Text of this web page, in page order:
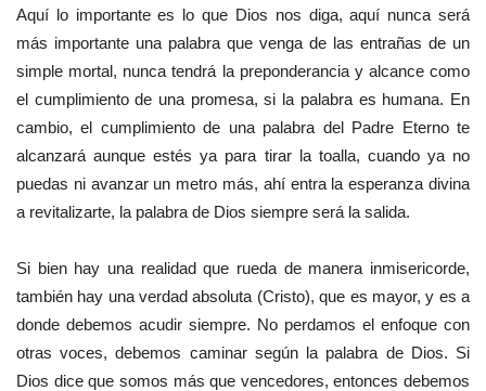
Aquí lo importante es lo que Dios nos diga, aquí nunca será
más importante una palabra que venga de las entrañas de un
simple mortal, nunca tendrá la preponderancia y alcance como
el cumplimiento de una promesa, si la palabra es humana. En
cambio, el cumplimiento de una palabra del Padre Eterno te
alcanzará aunque estés ya para tirar la toalla, cuando ya no
puedas ni avanzar un metro más, ahí entra la esperanza divina
a revitalizarte, la palabra de Dios siempre será la salida.
Si bien hay una realidad que rueda de manera inmisericorde,
también hay una verdad absoluta (Cristo), que es mayor, y es a
donde debemos acudir siempre. No perdamos el enfoque con
otras voces, debemos caminar según la palabra de Dios. Si
Dios dice que somos más que vencedores, entonces debemos